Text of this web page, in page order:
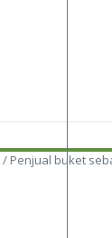
/ Penjual buket